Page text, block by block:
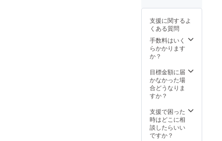
す。 ※
販売時
期 7
月・8
月・9
月・10
のいづ
れか
無駄に
なるよ
うなデ
ザイ
ン・お
店のイ
ない名
前に関
しては
ていた
だく場
合がご
ざいま
いただ
ので多
少の擦
れや潰
れが生
じる場
ざいま
す。ご
了承く
ださ
支援に関するよ
くある質問
手数料はいく
らかかります
か？
目標金額に届
かなかった場
合どうなりま
すか？
支援で困った
時はどこに相
談したらいい
ですか？